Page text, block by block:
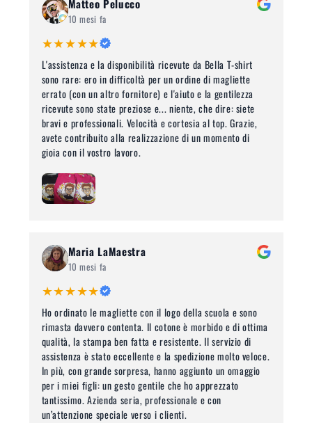
Matteo Pelucco
10 mesi fa
★★★★★
L'assistenza e la disponibilità ricevute da Bella T-shirt
sono rare: ero in difficoltà per un ordine di magliette
errato (con un altro fornitore) e l'aiuto e la gentilezza
ricevute sono state preziose e... niente, che dire: siete
bravi e professionali. Velocità e cortesia al top. Grazie,
avete contribuito alla realizzazione di un momento di
gioia con il vostro lavoro.
Maria LaMaestra
10 mesi fa
★★★★★
Ho ordinato le magliette con il logo della scuola e sono
rimasta davvero contenta. Il cotone è morbido e di ottima
qualità, la stampa ben fatta e resistente. Il servizio di
assistenza è stato eccellente e la spedizione molto veloce.
In più, con grande sorpresa, hanno aggiunto un omaggio
per i miei figli: un gesto gentile che ho apprezzato
tantissimo. Azienda seria, professionale e con
un’attenzione speciale verso i clienti.